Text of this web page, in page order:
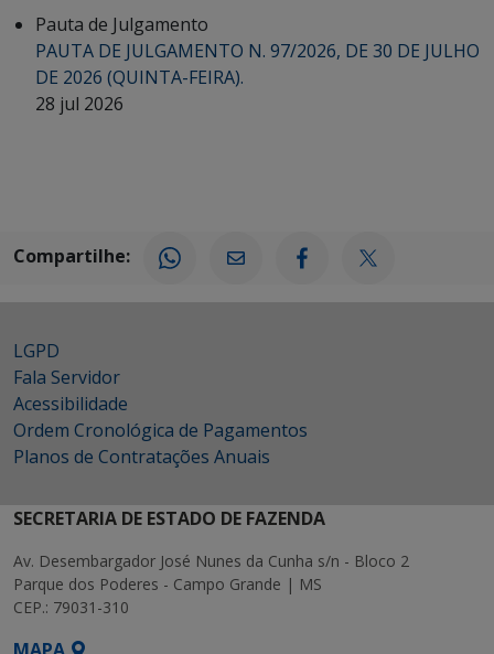
Pauta de Julgamento
PAUTA DE JULGAMENTO N. 97/2026, DE 30 DE JULHO
DE 2026 (QUINTA-FEIRA).
28 jul 2026
Compartilhe:
LGPD
Fala Servidor
Acessibilidade
Ordem Cronológica de Pagamentos
Planos de Contratações Anuais
SECRETARIA DE ESTADO DE FAZENDA
Av. Desembargador José Nunes da Cunha s/n - Bloco 2
Parque dos Poderes - Campo Grande | MS
CEP.: 79031-310